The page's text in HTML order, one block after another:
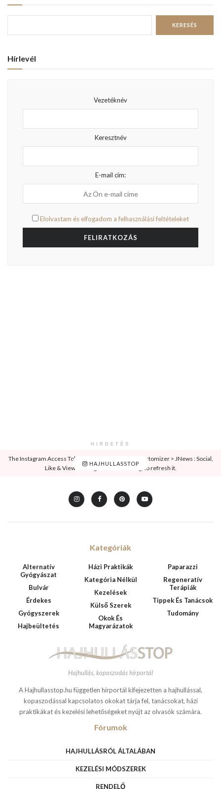
Hírlevél
Vezetéknév
Keresztnév
E-mail cím:
Elolvastam és elfogadom a felhasználási feltételeket
HIRDETÉS
HAJHULLASSTOP
The Instagram Access Token is expired, Go to the Customizer > JNews : Social,
Like & View > Instagram Feed Setting, to refresh it.
Kategóriák
Alternatív
Gyógyászat
Bulvár
Érdekes
Gyógyszerek
Hajbeültetés
Házi Praktikák
Kategória Nélkül
Kezelések
Külső Szerek
Okok És
Magyarázatok
Paparazzi
Regeneratív
Terápiák
Tippek És Tanácsok
Tudomány
Hajhullás, kopaszodás hírportál
A Hajhullasstop.hu független hírportál kifejezetten a hajhullással,
kopaszodással kapcsolatos okokat tárja fel, tanácsokat, házi
praktikákat és kezelési lehetőségeket nyújt az olvasók számára.
Fórumok
HAJHULLÁSRÓL ÁLTALÁBAN
KEZELÉSI MÓDSZEREK
RENDELŐ